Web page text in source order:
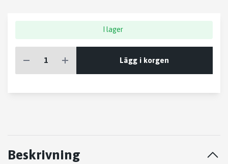
I lager
Lägg i korgen
Beskrivning